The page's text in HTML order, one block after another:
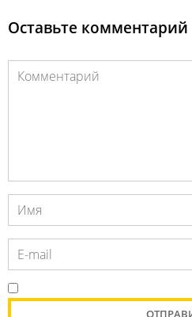
Оставьте комментарий